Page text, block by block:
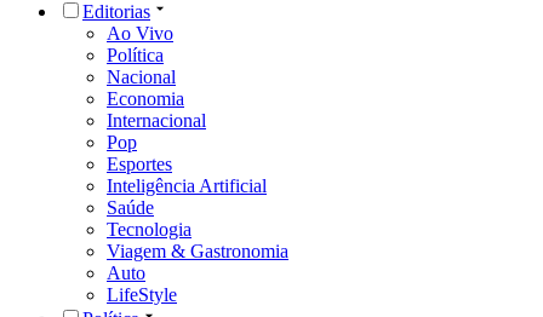
Editorias
Ao Vivo
Política
Nacional
Economia
Internacional
Pop
Esportes
Inteligência Artificial
Saúde
Tecnologia
Viagem & Gastronomia
Auto
LifeStyle